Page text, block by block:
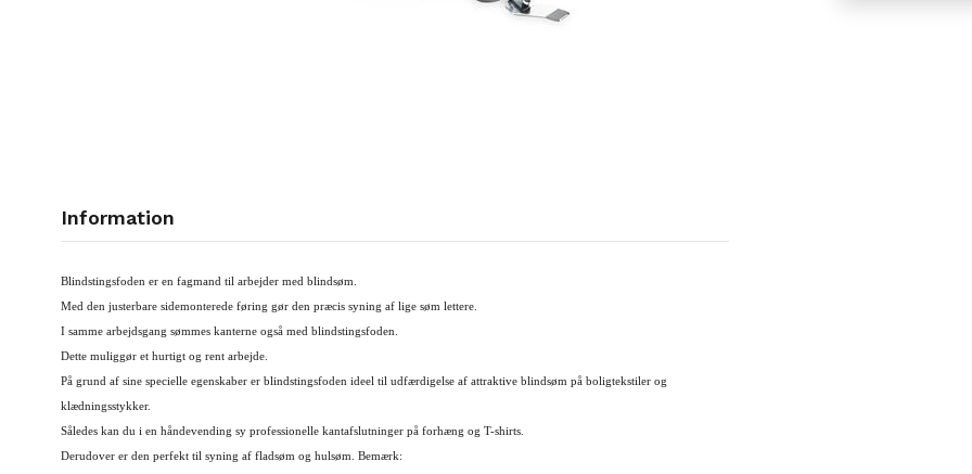
Information
Blindstingsfoden er en fagmand til arbejder med blindsøm.
Med den justerbare sidemonterede føring gør den præcis syning af lige søm lettere.
I samme arbejdsgang sømmes kanterne også med blindstingsfoden.
Dette muliggør et hurtigt og rent arbejde.
På grund af sine specielle egenskaber er blindstingsfoden ideel til udfærdigelse af attraktive blindsøm på boligtekstiler og
klædningsstykker.
Således kan du i en håndevending sy professionelle kantafslutninger på forhæng og T-shirts.
Derudover er den perfekt til syning af fladsøm og hulsøm. Bemærk: